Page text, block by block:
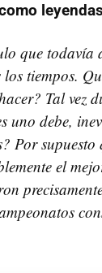
que todavía
tiempos.
Tal vez
uno debe,
Por
el